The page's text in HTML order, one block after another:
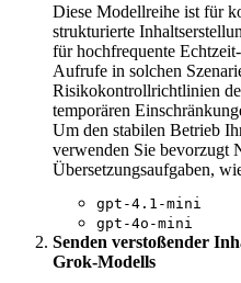
Diese Modellreihe ist für
strukturierte
für hochfrequente
Aufrufe in solchen
Risikokontrollrichtlinien
temporären
Um den stabilen Betrieb
verwenden Sie bevorzugt
Übersetzungsaufgaben,
gpt-4.1-mini
gpt-4o-mini
Senden verstoßender
Grok-Modells